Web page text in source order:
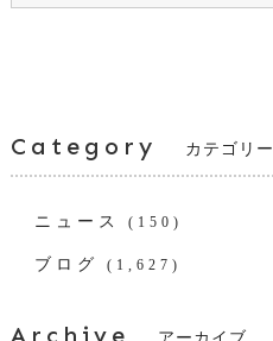
Category カテゴリー
ニュース (150)
ブログ (1,627)
Archive